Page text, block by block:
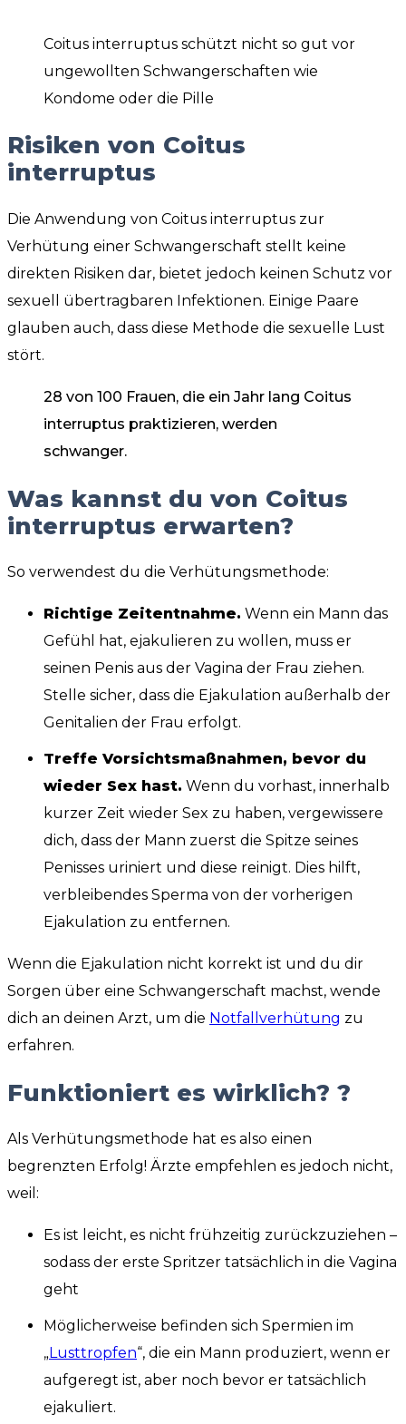
Coitus interruptus schützt nicht so gut vor
ungewollten Schwangerschaften wie
Kondome oder die Pille
Risiken von Coitus
interruptus
Die Anwendung von Coitus interruptus zur
Verhütung einer Schwangerschaft stellt keine
direkten Risiken dar, bietet jedoch keinen Schutz vor
sexuell übertragbaren Infektionen. Einige Paare
glauben auch, dass diese Methode die sexuelle Lust
stört.
28 von 100 Frauen, die ein Jahr lang Coitus
interruptus praktizieren, werden
schwanger.
Was kannst du von Coitus
interruptus erwarten?
So verwendest du die Verhütungsmethode:
Richtige Zeitentnahme. Wenn ein Mann das
Gefühl hat, ejakulieren zu wollen, muss er
seinen Penis aus der Vagina der Frau ziehen.
Stelle sicher, dass die Ejakulation außerhalb der
Genitalien der Frau erfolgt.
Treffe Vorsichtsmaßnahmen, bevor du
wieder Sex hast. Wenn du vorhast, innerhalb
kurzer Zeit wieder Sex zu haben, vergewissere
dich, dass der Mann zuerst die Spitze seines
Penisses uriniert und diese reinigt. Dies hilft,
verbleibendes Sperma von der vorherigen
Ejakulation zu entfernen.
Wenn die Ejakulation nicht korrekt ist und du dir
Sorgen über eine Schwangerschaft machst, wende
dich an deinen Arzt, um die Notfallverhütung zu
erfahren.
Funktioniert es wirklich? ?
Als Verhütungsmethode hat es also einen
begrenzten Erfolg! Ärzte empfehlen es jedoch nicht,
weil:
Es ist leicht, es nicht frühzeitig zurückzuziehen –
sodass der erste Spritzer tatsächlich in die Vagina
geht
Möglicherweise befinden sich Spermien im
„Lusttropfen“, die ein Mann produziert, wenn er
aufgeregt ist, aber noch bevor er tatsächlich
ejakuliert.